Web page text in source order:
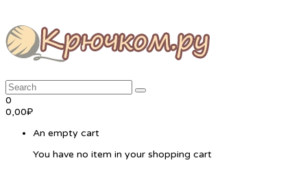
0
0,00₽
An empty cart
You have no item in your shopping cart